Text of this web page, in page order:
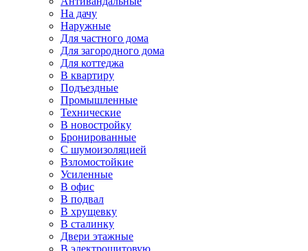
На дачу
Наружные
Для частного дома
Для загородного дома
Для коттеджа
В квартиру
Подъездные
Промышленные
Технические
В новостройку
Бронированные
С шумоизоляцией
Взломостойкие
Усиленные
В офис
В подвал
В хрущевку
В сталинку
Двери этажные